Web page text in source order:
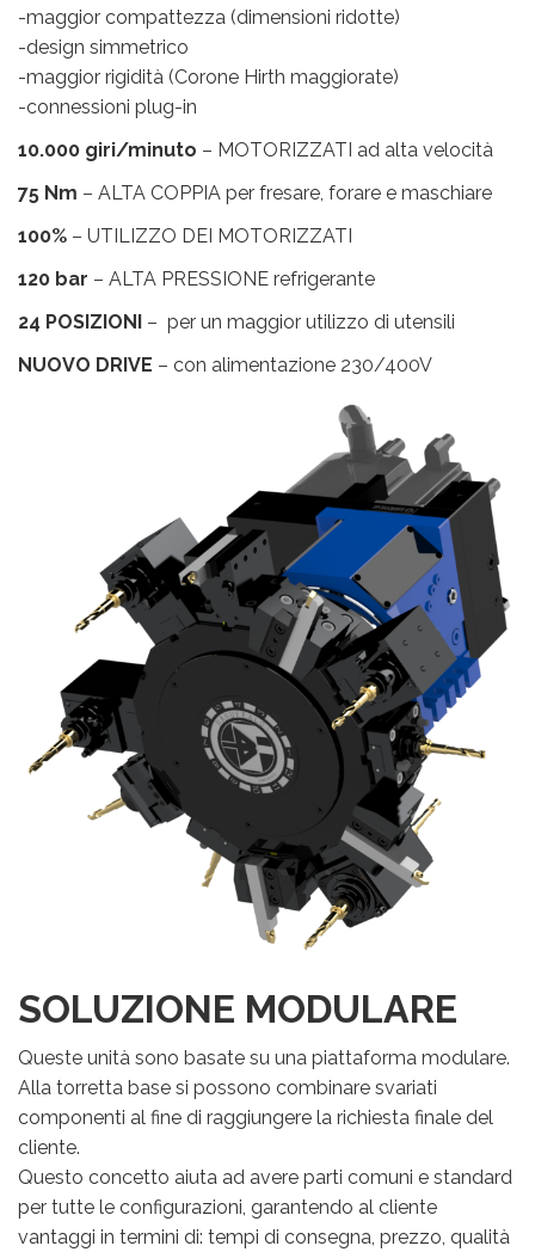
-maggior compattezza (dimensioni ridotte)
-design simmetrico
-maggior rigidità (Corone Hirth maggiorate)
-connessioni plug-in
10.000 giri/minuto – MOTORIZZATI ad alta velocità
75 Nm – ALTA COPPIA per fresare, forare e maschiare
100% – UTILIZZO DEI MOTORIZZATI
120 bar – ALTA PRESSIONE refrigerante
24 POSIZIONI – per un maggior utilizzo di utensili
NUOVO DRIVE – con alimentazione 230/400V
SOLUZIONE MODULARE
Queste unità sono basate su una piattaforma modulare.
Alla torretta base si possono combinare svariati
componenti al fine di raggiungere la richiesta finale del
cliente.
Questo concetto aiuta ad avere parti comuni e standard
per tutte le configurazioni, garantendo al cliente
vantaggi in termini di: tempi di consegna, prezzo, qualità